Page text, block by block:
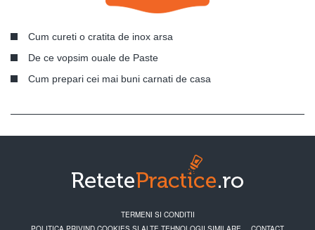
Cum cureti o cratita de inox arsa
De ce vopsim ouale de Paste
Cum prepari cei mai buni carnati de casa
TERMENI SI CONDITII